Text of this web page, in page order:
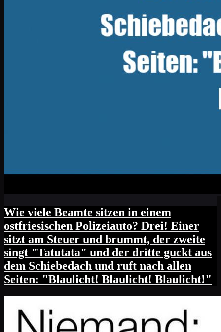
Wie viele Beamte sitzen in einem
ostfriesischen Polizeiauto? Drei! Einer
sitzt am Steuer und brummt, der zweite
singt "Tatutata" und der dritte guckt aus
dem Schiebedach und ruft nach allen
Seiten: "Blaulicht! Blaulicht! Blaulicht!"